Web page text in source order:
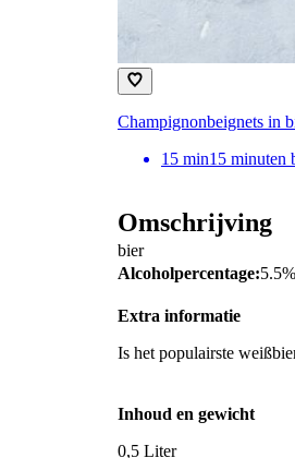
Champignonbeignets in
15 min15 minuten
Omschrijving
bier
Alcoholpercentage:5.5%
Extra informatie
Is het populairste
Inhoud en gewicht
0,5 Liter